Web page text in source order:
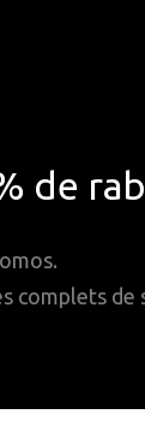
de
complets de